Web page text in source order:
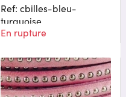
Ref: cbilles-bleu-
turquoise
En rupture